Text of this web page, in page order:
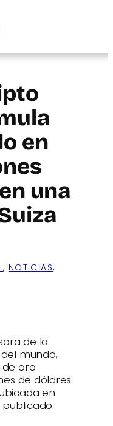
en
una
, NOTICIAS
de la
mundo,
oro
de dólares
en
publicado